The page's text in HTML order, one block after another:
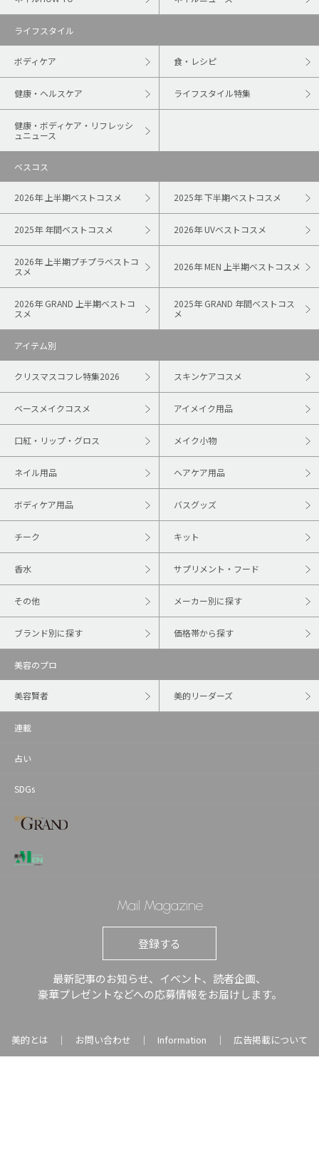
ライフスタイル
ボディケア 食・レシピ
健康・ヘルスケア ライフスタイル特集
健康・ボディケア・リフレッシ
ュニュース
ベスコス
2026年 上半期ベストコスメ 2025年 下半期ベストコスメ
2025年 年間ベストコスメ 2026年 UVベストコスメ
2026年 上半期プチプラベストコ
スメ
2026年 MEN 上半期ベストコスメ
2026年 GRAND 上半期ベストコ
スメ
2025年 GRAND 年間ベストコス
メ
アイテム別
クリスマスコフレ特集2026 スキンケアコスメ
ベースメイクコスメ アイメイク用品
口紅・リップ・グロス メイク小物
ネイル用品 ヘアケア用品
ボディケア用品 バスグッズ
チーク キット
香水 サプリメント・フード
その他 メーカー別に探す
ブランド別に探す 価格帯から探す
美容のプロ
美容賢者 美的リーダーズ
連載
占い
SDGs
Mail Magazine
登録する
最新記事のお知らせ、イベント、読者企画、
豪華プレゼントなどへの応募情報をお届けします。
美的とは ｜ お問い合わせ ｜ Information ｜ 広告掲載について